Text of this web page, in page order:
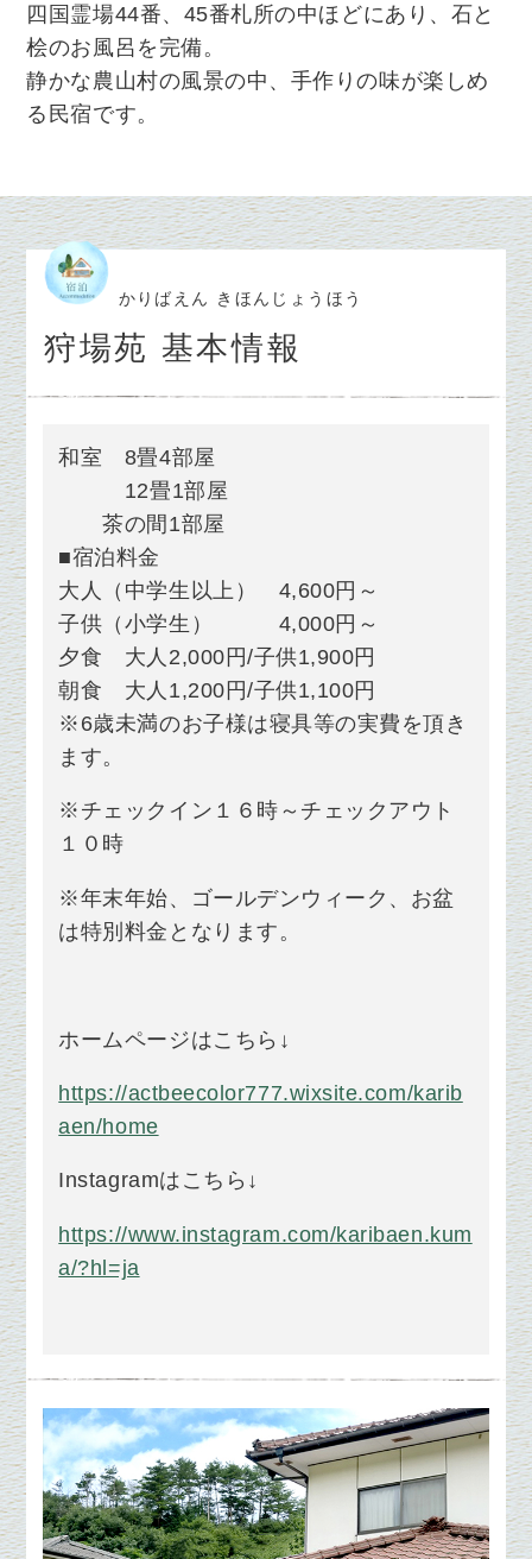
四国霊場44番、45番札所の中ほどにあり、石と
桧のお風呂を完備。
静かな農山村の風景の中、手作りの味が楽しめ
る民宿です。
かりばえん きほんじょうほう
狩場苑 基本情報
和室 8畳4部屋
12畳1部屋
茶の間1部屋
■宿泊料金
大人（中学生以上） 4,600円～
子供（小学生） 4,000円～
夕食 大人2,000円/子供1,900円
朝食 大人1,200円/子供1,100円
※6歳未満のお子様は寝具等の実費を頂き
ます。
※チェックイン１６時～チェックアウト
１０時
※年末年始、ゴールデンウィーク、お盆
は特別料金となります。
ホームページはこちら↓
https://actbeecolor777.wixsite.com/karib
aen/home
Instagramはこちら↓
https://www.instagram.com/karibaen.kum
a/?hl=ja